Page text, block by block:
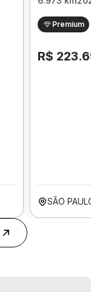
Premium
R$
SÃO